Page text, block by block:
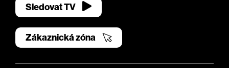
Sledovat TV
Zákaznická zóna